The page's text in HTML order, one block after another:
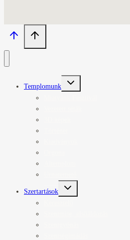
Templomunk
Toggle
child
Szertartások
Toggle
child